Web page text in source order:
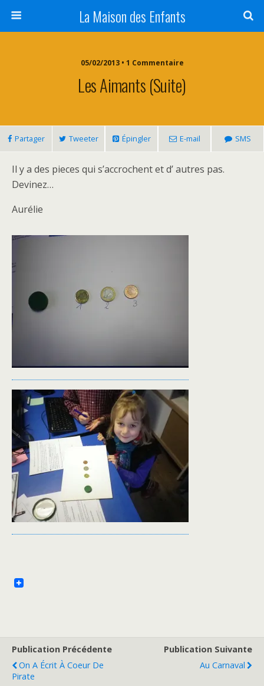
La Maison des Enfants
05/02/2013 • 1 Commentaire
Les Aimants (suite)
Partager Tweeter Épingler E-mail SMS
Il y a des pieces qui s’accrochent et d’ autres pas.
Devinez…
Aurélie
Publication Précédente
On A Écrit À Coeur De
Pirate
Publication Suivante
Au Carnaval